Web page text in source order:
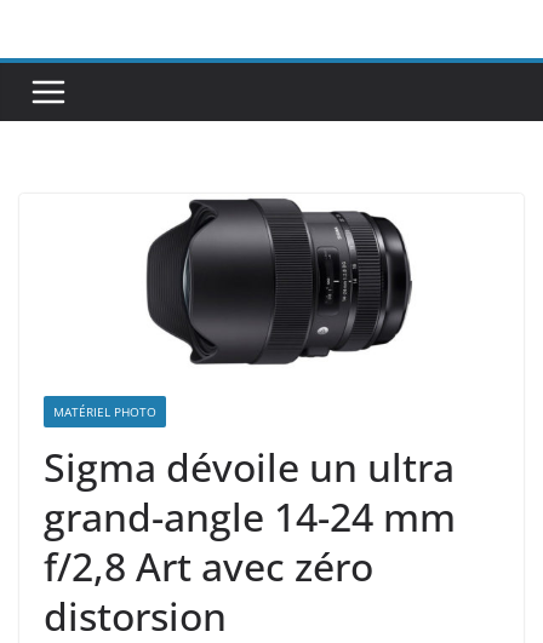
contenu
MATÉRIEL PHOTO
Sigma dévoile un ultra
grand-angle 14-24 mm
f/2,8 Art avec zéro
distorsion